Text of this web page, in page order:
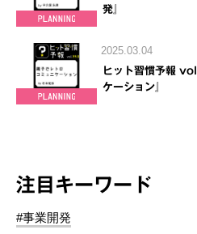
発』
2025.03.04
ヒット習慣予報
ケーション』
注目キーワード
#事業開発